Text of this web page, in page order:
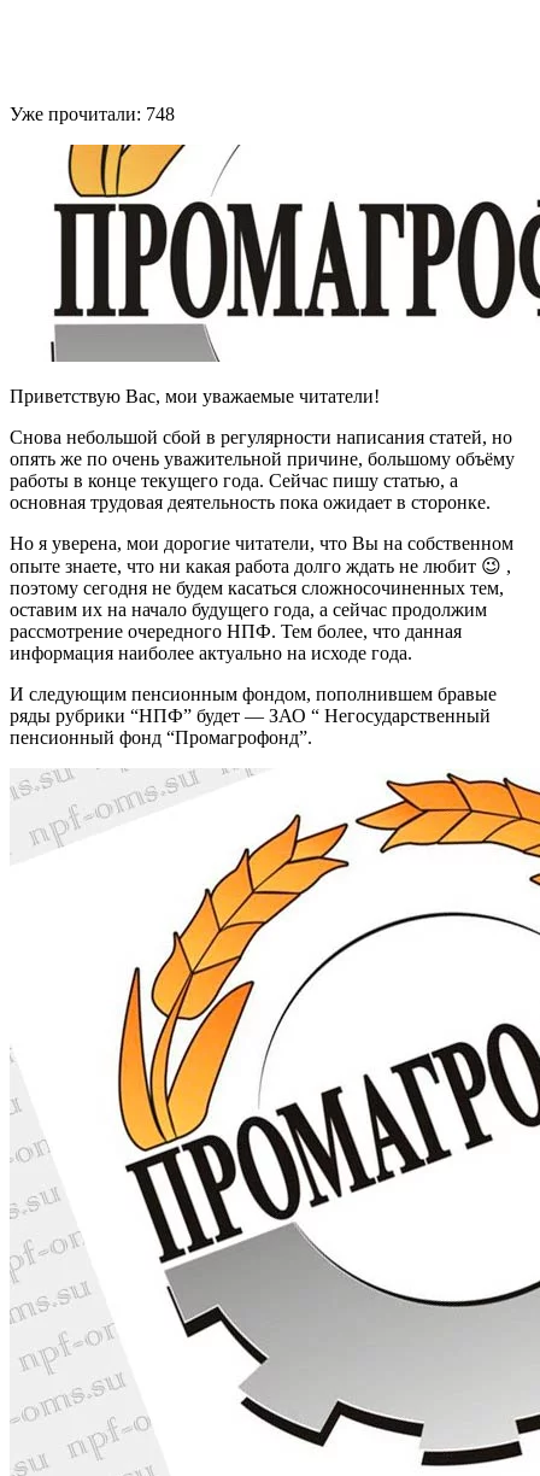
Уже прочитали: 748
Приветствую Вас, мои уважаемые читатели!
Снова небольшой сбой в регулярности написания статей, но
опять же по очень уважительной причине, большому объёму
работы в конце текущего года. Сейчас пишу статью, а
основная трудовая деятельность пока ожидает в сторонке.
Но я уверена, мои дорогие читатели, что Вы на собственном
опыте знаете, что ни какая работа долго ждать не любит 😉 ,
поэтому сегодня не будем касаться сложносочиненных тем,
оставим их на начало будущего года, а сейчас продолжим
рассмотрение очередного НПФ. Тем более, что данная
информация наиболее актуально на исходе года.
И следующим пенсионным фондом, пополнившем бравые
ряды рубрики “НПФ” будет — ЗАО “ Негосударственный
пенсионный фонд “Промагрофонд”.